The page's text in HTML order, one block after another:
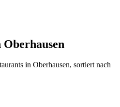
Oberhausen
in Oberhausen, sortiert nach